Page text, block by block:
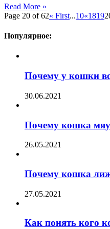
Read More »
Page 20 of 62« First...10«1819
Популярное:
Почему у кошки
30.06.2021
Почему кошка
26.05.2021
Почему кошка
27.05.2021
Как понять кого